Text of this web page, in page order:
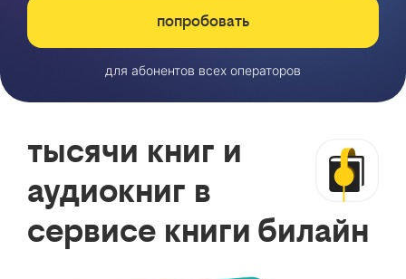
попробовать
для абонентов всех операторов
тысячи книг и
аудиокниг в
сервисе книги билайн